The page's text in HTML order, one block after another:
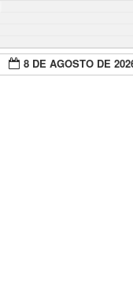
8 DE AGOSTO DE